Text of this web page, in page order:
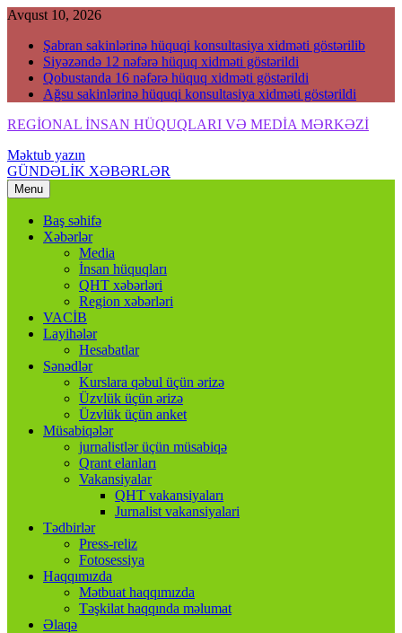
Skip
content
Avqust 10, 2026
Şabran sakinlərinə hüquqi konsultasiya xidməti göstərilib
Siyəzəndə 12 nəfərə hüquq xidməti göstərildi
Qobustanda 16 nəfərə hüquq xidməti göstərildi
Ağsu sakinlərinə hüquqi konsultasiya xidməti göstərildi
REGİONAL İNSAN HÜQUQLARI VƏ MEDİA MƏRKƏZİ
Regional İnsan Hüquqları və Media Mərkəzi
Məktub yazın
GÜNDƏLİK XƏBƏRLƏR
Menu
Baş səhifə
Xəbərlər
Media
İnsan hüquqları
QHT xəbərləri
Region xəbərləri
VACİB
Layihələr
Hesabatlar
Sənədlər
Kurslara qəbul üçün ərizə
Üzvlük üçün ərizə
Üzvlük üçün anket
Müsabiqələr
jurnalistlər üçün müsabiqə
Qrant elanları
Vakansiyalar
QHT vakansiyaları
Jurnalist vakansiyalari
Tədbirlər
Press-reliz
Fotosessiya
Haqqımızda
Mətbuat haqqımızda
Təşkilat haqqında məlumat
Əlaqə